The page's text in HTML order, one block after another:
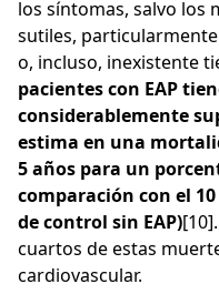
los síntomas, salvo los
sutiles,
o, incluso, inexistente
pacientes con EAP
considerablemente
estima en una
5 años para un
comparación con el
de control sin EAP)
cuartos de estas
cardiovascular.